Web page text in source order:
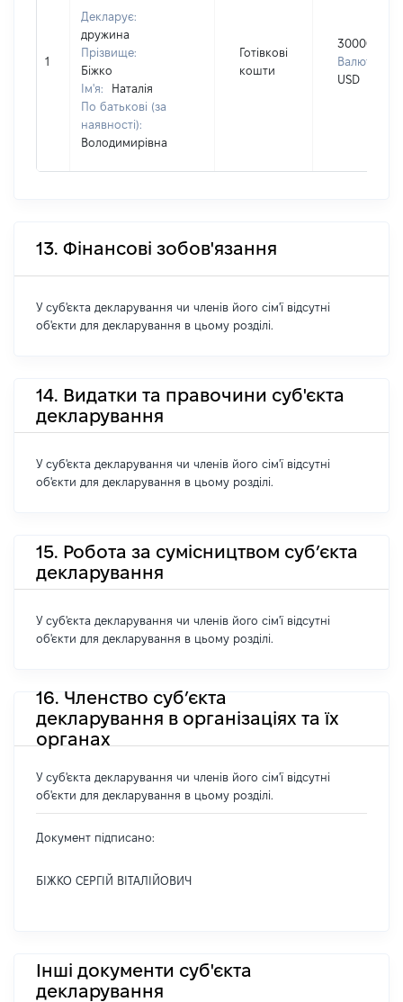
1
Декларує:
дружина
Прізвище:
Біжко
Ім'я:
Наталія
По батькові (за
наявності):
Володимирівна
Готівкові
кошти
30000
Валюта:
USD
13. Фінансові зобов'язання
У суб'єкта декларування чи членів його сім'ї відсутні
об'єкти для декларування в цьому розділі.
14. Видатки та правочини суб'єкта
декларування
У суб'єкта декларування чи членів його сім'ї відсутні
об'єкти для декларування в цьому розділі.
15. Робота за сумісництвом суб’єкта
декларування
У суб'єкта декларування чи членів його сім'ї відсутні
об'єкти для декларування в цьому розділі.
16. Членство суб’єкта
декларування в організаціях та їх
органах
У суб'єкта декларування чи членів його сім'ї відсутні
об'єкти для декларування в цьому розділі.
Документ підписано:
БІЖКО СЕРГІЙ ВІТАЛІЙОВИЧ
Інші документи суб'єкта
декларування